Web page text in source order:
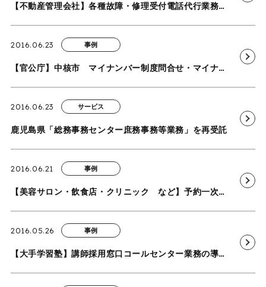
【不動産管理会社】各種故障・修理受付電話代行業務の導入事例を追加いたしました
2016.06.23 事例
【官公庁】中核市 マイナンバー制度問合せ・マイナンバーカード申請相談電話対応業務の導入事例を追加いたしました
2016.06.23 サービス
鹿児島県「総務事務センター庶務事務等業務」を再受託
2016.06.21 事例
【美容サロン・飲食店・クリニック など】予約一次受付電話代行業務の導入事例を追加いたしました
2016.05.26 事例
【大手学習塾】講師採用窓口コールセンター業務の導入事例を追加いたしました